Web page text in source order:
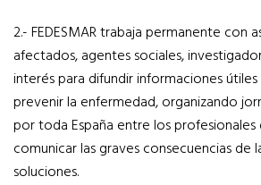
2.- FEDESMAR trabaja permanente con
afectados, agentes sociales,
interés para difundir informaciones
prevenir la enfermedad, organizando
por toda España entre los
comunicar las graves consecuencias de
soluciones.